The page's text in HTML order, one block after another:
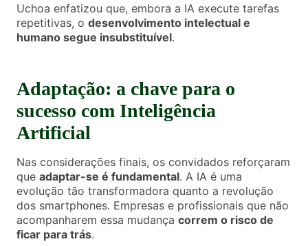
Uchoa enfatizou que, embora a IA execute tarefas
repetitivas, o desenvolvimento intelectual e
humano segue insubstituível.
Adaptação: a chave para o
sucesso com Inteligência
Artificial
Nas considerações finais, os convidados reforçaram
que adaptar-se é fundamental. A IA é uma
evolução tão transformadora quanto a revolução
dos smartphones. Empresas e profissionais que não
acompanharem essa mudança correm o risco de
ficar para trás.